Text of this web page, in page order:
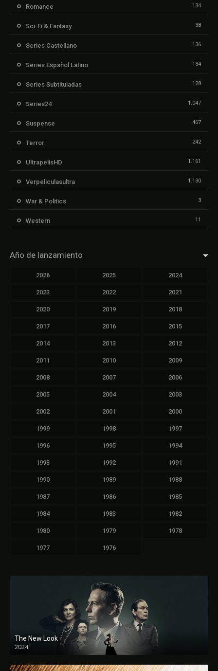
Romance 134
Sci-Fi & Fantasy 38
Series Castellano 136
Series Español Latino 134
Series Subtituladas 128
Series24 1.047
Suspense 467
Terror 242
UltrapelisHD 1.161
Verpeliculasultra 1.130
War & Politics 3
Western 11
Año de lanzamiento
2026 2025 2024
2023 2022 2021
2020 2019 2018
2017 2016 2015
2014 2013 2012
2011 2010 2009
2008 2007 2006
2005 2004 2003
2002 2001 2000
1999 1998 1997
1996 1995 1994
1993 1992 1991
1990 1989 1988
1987 1986 1985
1984 1983 1982
1980 1979 1978
1977 1976
The New Look
2024